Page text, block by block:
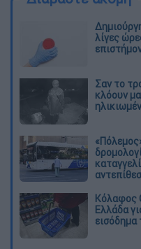
λίγες
Σαν το
κλόουν
Κόλαφος
Ελλάδα
εισόδημα